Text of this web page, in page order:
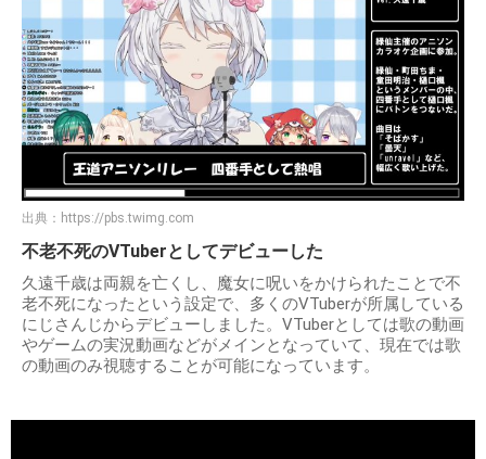
出典： https://pbs.twimg.com
不老不死のVTuberとしてデビューした
久遠千歳は両親を亡くし、魔女に呪いをかけられたことで不
老不死になったという設定で、多くのVTuberが所属している
にじさんじからデビューしました。VTuberとしては歌の動画
やゲームの実況動画などがメインとなっていて、現在では歌
の動画のみ視聴することが可能になっています。